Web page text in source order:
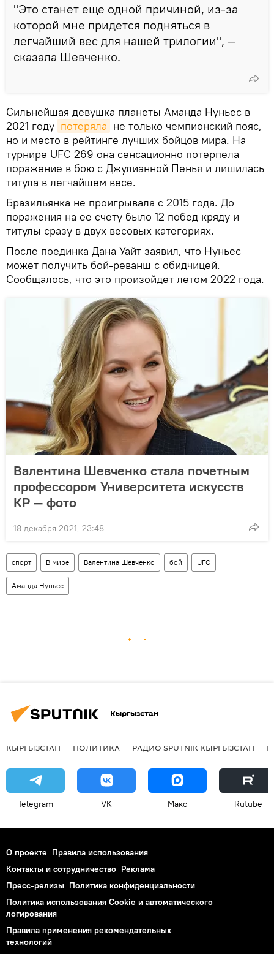
"Это станет еще одной причиной, из-за
которой мне придется подняться в
легчайший вес для нашей трилогии", —
сказала Шевченко.
Сильнейшая девушка планеты Аманда Нуньес в
2021 году потеряла не только чемпионский пояс,
но и место в рейтинге лучших бойцов мира. На
турнире UFC 269 она сенсационно потерпела
поражение в бою с Джулианной Пенья и лишилась
титула в легчайшем весе.
Бразильянка не проигрывала с 2015 года. До
поражения на ее счету было 12 побед кряду и
титулы сразу в двух весовых категориях.
После поединка Дана Уайт заявил, что Нуньес
может получить бой-реванш с обидчицей.
Сообщалось, что это произойдет летом 2022 года.
Валентина Шевченко стала почетным
профессором Университета искусств
КР — фото
18 декабря 2021, 23:48
спорт В мире Валентина Шевченко бой UFC
Аманда Нуньес
Кыргызстан
КЫРГЫЗСТАН ПОЛИТИКА РАДИО SPUTNIK КЫРГЫЗСТАН
Telegram VK Макс Rutube
О проекте Правила использования
Контакты и сотрудничество Реклама
Пресс-релизы Политика конфиденциальности
Политика использования Cookie и автоматического
логирования
Правила применения рекомендательных
технологий